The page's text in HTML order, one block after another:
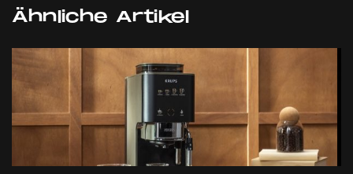
Ähnliche Artikel